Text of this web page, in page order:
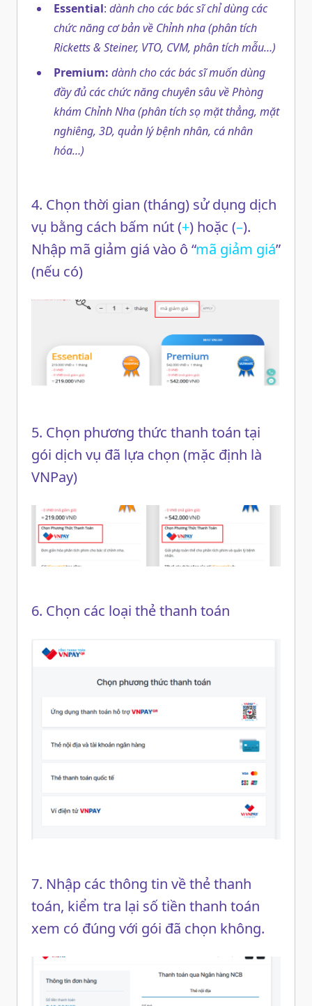
Essential: dành cho các bác sĩ chỉ dùng các
chức năng cơ bản về Chỉnh nha (phân tích
Ricketts & Steiner, VTO, CVM, phân tích mẫu…)
Premium: dành cho các bác sĩ muốn dùng
đầy đủ các chức năng chuyên sâu về Phòng
khám Chỉnh Nha (phân tích sọ mặt thẳng, mặt
nghiêng, 3D, quản lý bệnh nhân, cá nhân
hóa…)
4. Chọn thời gian (tháng) sử dụng dịch
vụ bằng cách bấm nút (+) hoặc (–).
Nhập mã giảm giá vào ô “mã giảm giá”
(nếu có)
5. Chọn phương thức thanh toán tại
gói dịch vụ đã lựa chọn (mặc định là
VNPay)
6. Chọn các loại thẻ thanh toán
7. Nhập các thông tin về thẻ thanh
toán, kiểm tra lại số tiền thanh toán
xem có đúng với gói đã chọn không.